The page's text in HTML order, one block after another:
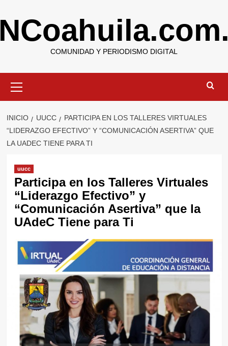
al
contenido
COMUNIDAD Y PERIODISMO DIGITAL
primario
INICIO UUCC
PARTICIPA EN LOS TALLERES VIRTUALES
“LIDERAZGO EFECTIVO” Y “COMUNICACIÓN ASERTIVA” QUE
LA UADEC TIENE PARA TI
uucc
Participa en los Talleres Virtuales
“Liderazgo Efectivo” y
“Comunicación Asertiva” que la
UAdeC Tiene para Ti